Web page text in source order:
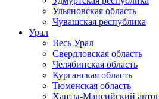
Ульяновская область
Чувашская республика
Урал
Весь Урал
Свердловская область
Челябинская область
Курганская область
Тюменская область
Ханты-Мансийский